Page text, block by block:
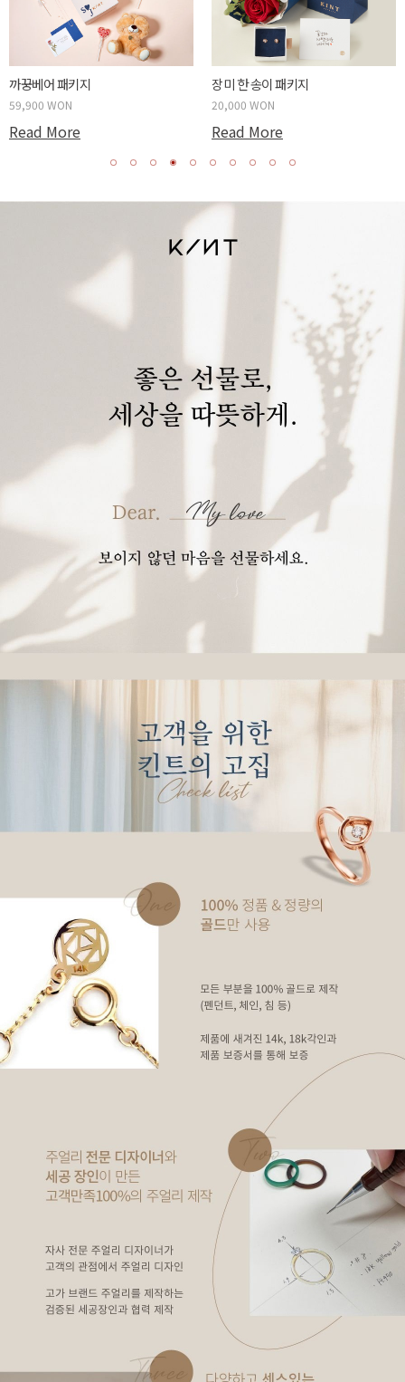
송이 패키지
WON
More
59,900 WON
Read More